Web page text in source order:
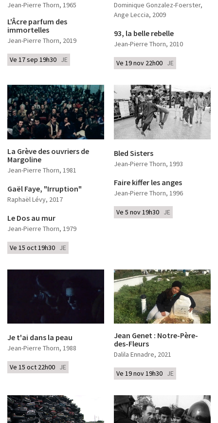
Jean-Pierre Thorn, 1965
L'Âcre parfum des
immortelles
Jean-Pierre Thorn, 2019
Ve 17 sep 19h30 JE
Dominique Gonzalez-Foerster,
Ange Leccia, 2009
93, la belle rebelle
Jean-Pierre Thorn, 2010
Ve 19 nov 22h00 JE
La Grève des ouvriers de
Margoline
Jean-Pierre Thorn, 1981
Gaël Faye, "Irruption"
Raphaël Lévy, 2017
Le Dos au mur
Jean-Pierre Thorn, 1979
Ve 15 oct 19h30 JE
Bled Sisters
Jean-Pierre Thorn, 1993
Faire kiffer les anges
Jean-Pierre Thorn, 1996
Ve 5 nov 19h30 JE
Je t'ai dans la peau
Jean-Pierre Thorn, 1988
Ve 15 oct 22h00 JE
Jean Genet : Notre-Père-
des-Fleurs
Dalila Ennadre, 2021
Ve 19 nov 19h30 JE